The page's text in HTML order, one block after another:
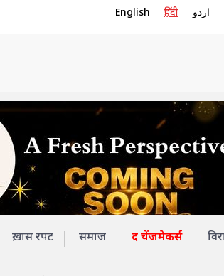
English हिंदी اردو
ख़ास रपट समाज द चेंजमेकर्स